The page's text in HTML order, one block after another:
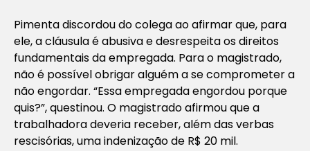
Pimenta discordou do colega ao afirmar que, para
ele, a cláusula é abusiva e desrespeita os direitos
fundamentais da empregada. Para o magistrado,
não é possível obrigar alguém a se comprometer a
não engordar. “Essa empregada engordou porque
quis?”, questinou. O magistrado afirmou que a
trabalhadora deveria receber, além das verbas
rescisórias, uma indenização de R$ 20 mil.